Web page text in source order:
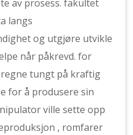
av prosess. fakultet
langs
og utgjøre utvikle
når påkrevd. for
tungt på kraftig
for å produsere sin
ville sette opp
, romfarer